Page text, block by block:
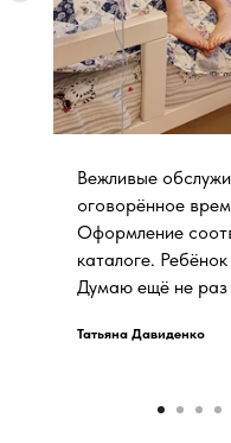
Вежливые
оговорённое
Оформление
каталоге.
Думаю ещё не
Татьяна Давиденко